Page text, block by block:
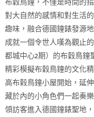
對大自然的感情和對生活
趣味，融合德國鐘錶發源
成就一個令世人嘆為觀止
都城中心2期）的布穀鳥鐘
精彩模擬布穀鳥鐘的文化
高布榖鳥鐘小屋開始，延
藏於內的小角色們一起奏
領訪客進入德國鐘錶聖地